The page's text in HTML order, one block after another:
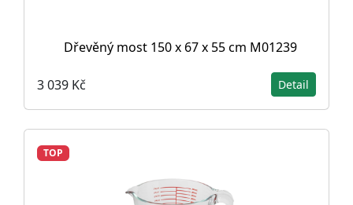
Dřevěný most 150 x 67 x 55 cm M01239
3 039 Kč Detail
TOP